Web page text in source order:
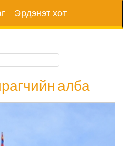
- Эрдэнэт хот
алба